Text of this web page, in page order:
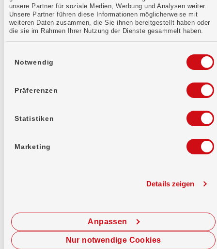
unsere Partner für soziale Medien, Werbung und Analysen weiter.
Unsere Partner führen diese Informationen möglicherweise mit
weiteren Daten zusammen, die Sie ihnen bereitgestellt haben oder
die sie im Rahmen Ihrer Nutzung der Dienste gesammelt haben.
Notwendig
Präferenzen
Statistiken
Marketing
Details zeigen
Anpassen
Nur notwendige Cookies
Kontaktformular
Jetzt chatten